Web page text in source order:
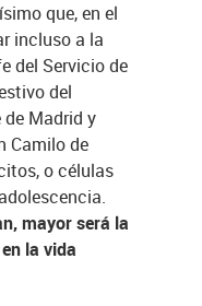
que, en el
incluso a la
del Servicio de
del
Madrid y
Camilo de
o células
mayor será la
la vida